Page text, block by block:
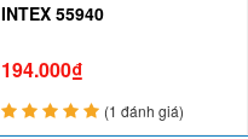
INTEX 55940
194.000₫
(1 đánh giá)